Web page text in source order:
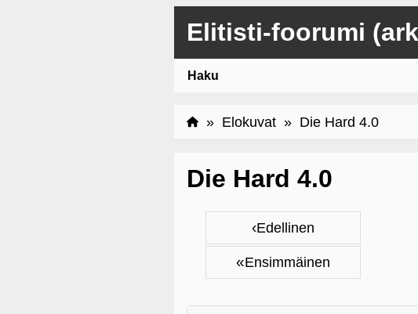
Elitisti-foorumi
Haku
» Elokuvat » Die Hard 4.0
Die Hard 4.0
‹Edellinen
«Ensimmäinen